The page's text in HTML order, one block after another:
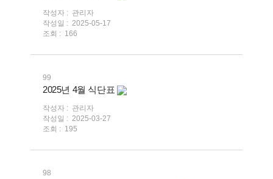
작성자 : 관리자
작성일 : 2025-05-17
조회 : 166
99
2025년 4월 식단표
작성자 : 관리자
작성일 : 2025-03-27
조회 : 195
98